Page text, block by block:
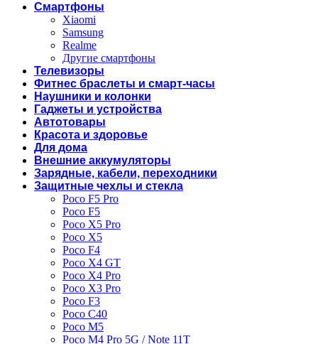
Смартфоны
Xiaomi
Samsung
Realme
Другие смартфоны
Телевизоры
Фитнес браслеты и смарт-часы
Наушники и колонки
Гаджеты и устройства
Автотовары
Красота и здоровье
Для дома
Внешние аккумуляторы
Зарядные, кабели, переходники
Защитные чехлы и стекла
Poco F5 Pro
Poco F5
Poco X5 Pro
Poco X5
Poco F4
Poco X4 GT
Poco X4 Pro
Poco X3 Pro
Poco F3
Poco C40
Poco M5
Poco M4 Pro 5G / Note 11T